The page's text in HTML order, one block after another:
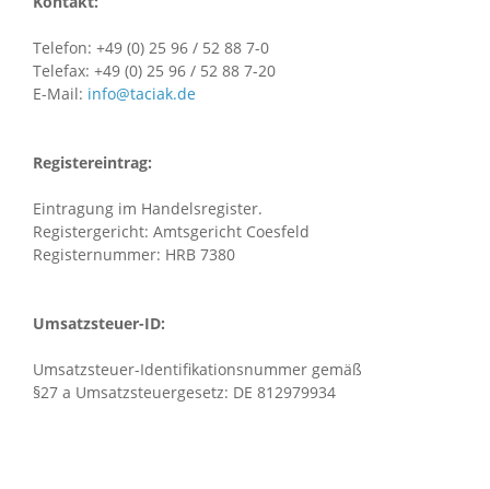
Telefon: +49 (0) 25 96 / 52 88 7-0
Telefax: +49 (0) 25 96 / 52 88 7-20
E-Mail: info@taciak.de
Registereintrag:
Eintragung im Handelsregister.
Registergericht: Amtsgericht Coesfeld
Registernummer: HRB 7380
Umsatzsteuer-ID:
Umsatzsteuer-Identifikationsnummer gemäß
§27 a Umsatzsteuergesetz: DE 812979934